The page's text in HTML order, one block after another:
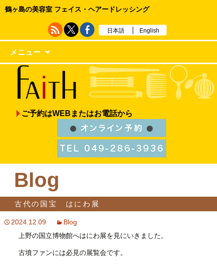
鶴ヶ島の美容室 フェイス・ヘアードレッシング
日本語 English
メニュー
ご予約はWEBまたはお電話から
Blog
古代の国宝 はにわ展
2024.12.09
Blog
上野の国立博物館へはにわ展を見にいきました。
古墳ファンには必見の展覧会です。